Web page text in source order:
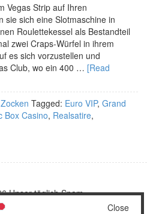
Vegas Strip auf Ihren
sie sich eine Slotmaschine in
Roulettekessel als Bestandteil
zwei Craps-Würfel in ihrem
es sich vorzustellen und
Club, wo ein 400 … [Read
Zocken Tagged: Euro VIP, Grand
Box Casino, Realsatire,
Unser täglich Spam.
by themehall.com Close